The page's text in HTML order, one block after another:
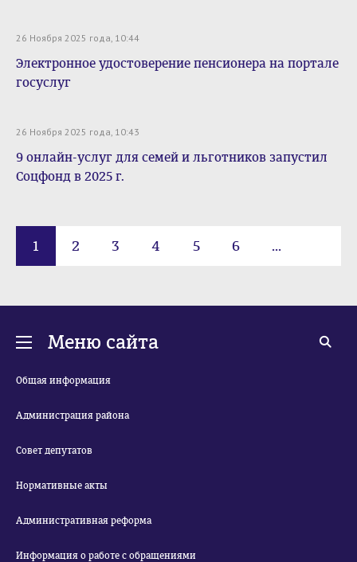
26 Ноября 2025 года, 10:44
Электронное удостоверение пенсионера на портале
госуслуг
26 Ноября 2025 года, 10:43
9 онлайн-услуг для семей и льготников запустил
Соцфонд в 2025 г.
1 2 3 4 5 6 ...
Меню сайта
Общая информация
Администрация района
Совет депутатов
Нормативные акты
Административная реформа
Информация о работе с обращениями